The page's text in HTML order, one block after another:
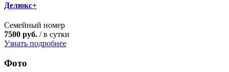
Делюкс+
Семейный номер
7500 руб. / в сутки
Узнать подробнее
Фото